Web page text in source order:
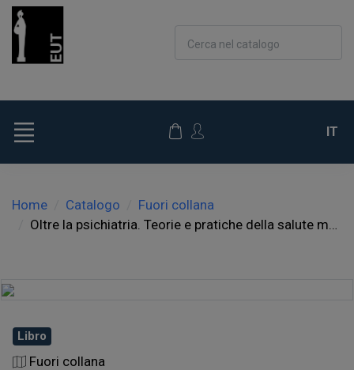
Cerca nel catalogo
IT
Home Catalogo
Fuori collana
Oltre la psichiatria. Teorie e pratiche della salute mentale territoriale
Libro
Fuori collana